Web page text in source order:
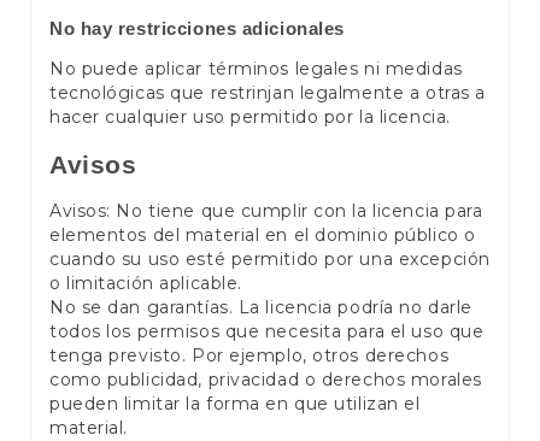
No hay restricciones adicionales
No puede aplicar términos legales ni medidas
tecnológicas que restrinjan legalmente a otras a
hacer cualquier uso permitido por la licencia.
Avisos
Avisos: No tiene que cumplir con la licencia para
elementos del material en el dominio público o
cuando su uso esté permitido por una excepción
o limitación aplicable.
No se dan garantías. La licencia podría no darle
todos los permisos que necesita para el uso que
tenga previsto. Por ejemplo, otros derechos
como publicidad, privacidad o derechos morales
pueden limitar la forma en que utilizan el
material.